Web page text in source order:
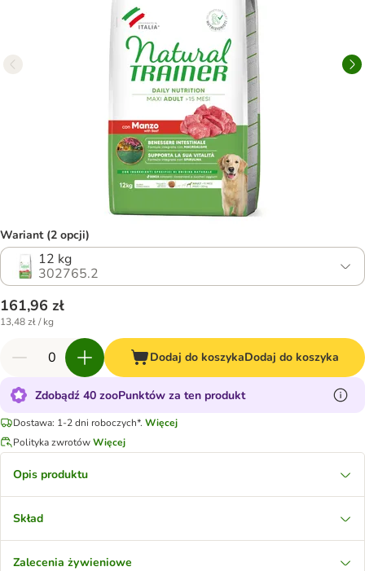
Wariant (2 opcji)
12 kg
302765.2
161,96 zł
13,48 zł / kg
Dodaj do koszykaDodaj do koszyka
Zdobądź 40 zooPunktów za ten produkt
Dostawa: 1-2 dni roboczych*. Więcej
Polityka zwrotówWięcej
Opis produktu
Skład
Zalecenia żywieniowe